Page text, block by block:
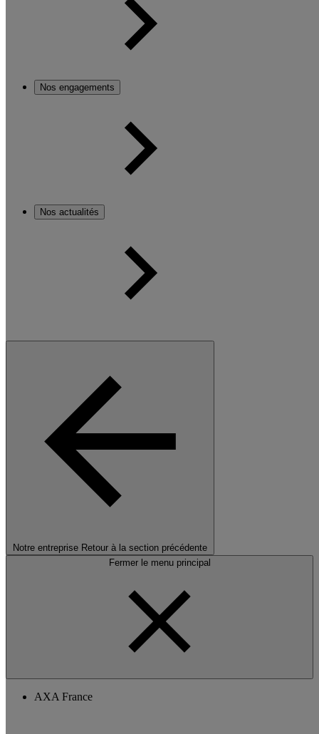
Nos engagements
Nos actualités
Notre entreprise Retour à la section précédente
Fermer le menu principal
AXA France